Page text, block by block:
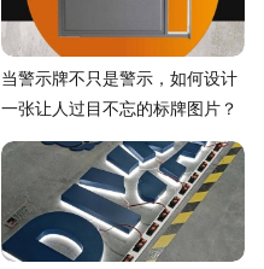
当警示牌不只是警示，如何设计
一张让人过目不忘的标牌图片？